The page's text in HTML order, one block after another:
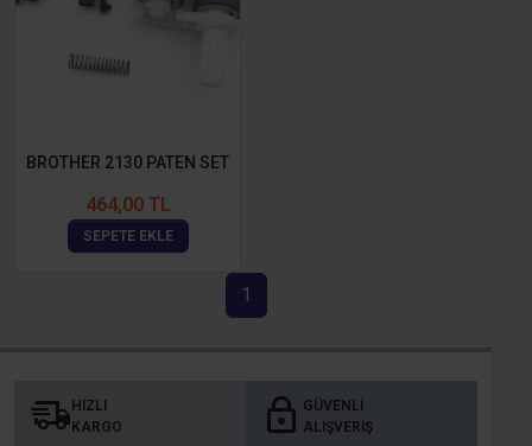
BROTHER 2130 PATEN SET
464,00 TL
SEPETE EKLE
1
HIZLI
KARGO
GÜVENLI
ALIŞVERIŞ